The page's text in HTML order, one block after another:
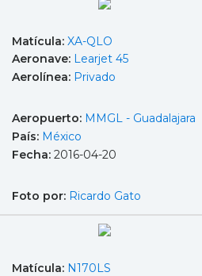
Matícula: XA-QLO
Aeronave: Learjet 45
Aerolínea: Privado
Aeropuerto: MMGL - Guadalajara
País: México
Fecha: 2016-04-20
Foto por: Ricardo Gato
Matícula: N170LS